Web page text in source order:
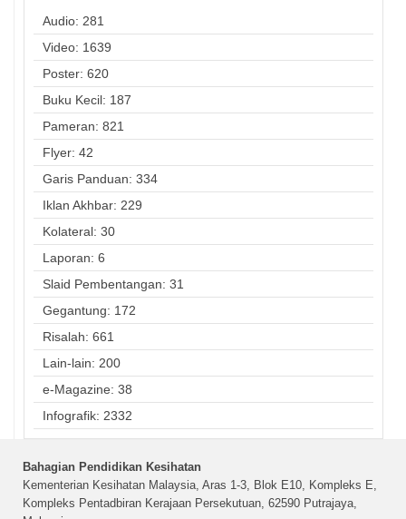
Audio: 281
Video: 1639
Poster: 620
Buku Kecil: 187
Pameran: 821
Flyer: 42
Garis Panduan: 334
Iklan Akhbar: 229
Kolateral: 30
Laporan: 6
Slaid Pembentangan: 31
Gegantung: 172
Risalah: 661
Lain-lain: 200
e-Magazine: 38
Infografik: 2332
Bahagian Pendidikan Kesihatan
Kementerian Kesihatan Malaysia, Aras 1-3, Blok E10, Kompleks E,
Kompleks Pentadbiran Kerajaan Persekutuan, 62590 Putrajaya,